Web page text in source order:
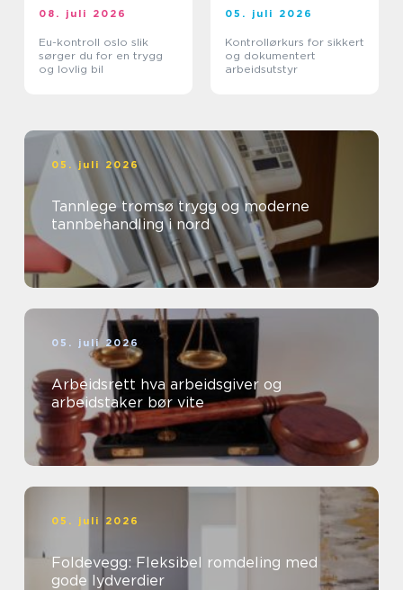
08. juli 2026
Eu-kontroll oslo slik
sørger du for en trygg
og lovlig bil
05. juli 2026
Kontrollørkurs for sikkert
og dokumentert
arbeidsutstyr
05. juli 2026
Tannlege tromsø trygg og moderne
tannbehandling i nord
05. juli 2026
Arbeidsrett hva arbeidsgiver og
arbeidstaker bør vite
05. juli 2026
Foldevegg: Fleksibel romdeling med
gode lydverdier